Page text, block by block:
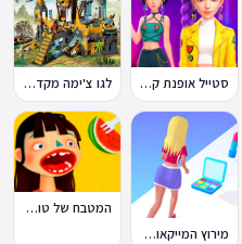
סטייל אופנת קיי-פופ לגו צ'ימה מקדש האריות
מירוץ המייקאובר Makeover Run
המטבח של טוקה בוקה